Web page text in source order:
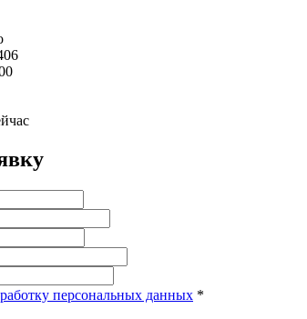
персональных данных *